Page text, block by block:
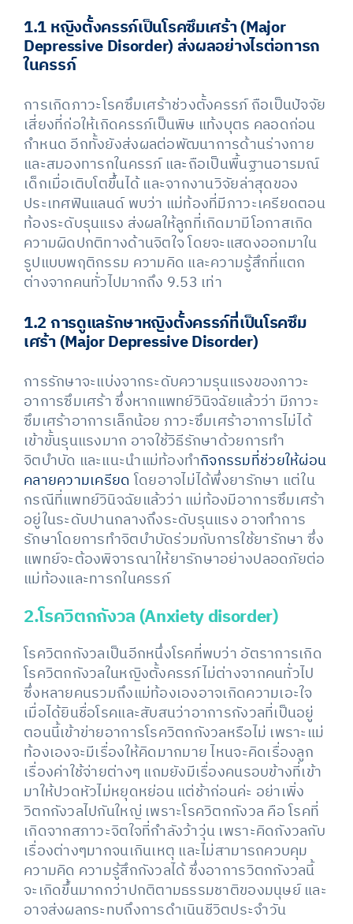
1.1 หญิงตั้งครรภ์เป็นโรคซึมเศร้า (Major
Depressive Disorder) ส่งผลอย่างไรต่อทารก
ในครรภ์
การเกิดภาวะโรคซึมเศร้าช่วงตั้งครรภ์ ถือเป็นปัจจัย
เสี่ยงที่ก่อให้เกิดครรภ์เป็นพิษ แท้งบุตร คลอดก่อน
กำหนด อีกทั้งยังส่งผลต่อพัฒนาการด้านร่างกาย
และสมองทารกในครรภ์ และถือเป็นพื้นฐานอารมณ์
เด็กเมื่อเติบโตขึ้นได้ และจากงานวิจัยล่าสุดของ
ประเทศฟินแลนด์ พบว่า แม่ท้องที่มีภาวะเครียดตอน
ท้องระดับรุนแรง ส่งผลให้ลูกที่เกิดมามีโอกาสเกิด
ความผิดปกติทางด้านจิตใจ โดยจะแสดงออกมาใน
รูปแบบพฤติกรรม ความคิด และความรู้สึกที่แตก
ต่างจากคนทั่วไปมากถึง 9.53 เท่า
1.2 การดูแลรักษาหญิงตั้งครรภ์ที่เป็นโรคซึม
เศร้า (Major Depressive Disorder)
การรักษาจะแบ่งจากระดับความรุนแรงของภาวะ
อาการซึมเศร้า ซึ่งหากแพทย์วินิจฉัยแล้วว่า มีภาวะ
ซึมเศร้าอาการเล็กน้อย ภาวะซึมเศร้าอาการไม่ได้
เข้าขั้นรุนแรงมาก อาจใช้วิธีรักษาด้วยการทำ
จิตบำบัด และแนะนำแม่ท้องทำกิจกรรมที่ช่วยให้ผ่อน
คลายความเครียด โดยอาจไม่ได้พึ่งยารักษา แต่ใน
กรณีที่แพทย์วินิจฉัยแล้วว่า แม่ท้องมีอาการซึมเศร้า
อยู่ในระดับปานกลางถึงระดับรุนแรง อาจทำการ
รักษาโดยการทำจิตบำบัดร่วมกับการใช้ยารักษา ซึ่ง
แพทย์จะต้องพิจารณาให้ยารักษาอย่างปลอดภัยต่อ
แม่ท้องและทารกในครรภ์
2.โรควิตกกังวล(Anxiety disorder)
โรควิตกกังวลเป็นอีกหนึ่งโรคที่พบว่า อัตราการเกิด
โรควิตกกังวลในหญิงตั้งครรภ์ไม่ต่างจากคนทั่วไป
ซึ่งหลายคนรวมถึงแม่ท้องเองอาจเกิดความเอะใจ
เมื่อได้ยินชื่อโรคและสับสนว่าอาการกังวลที่เป็นอยู่
ตอนนี้เข้าข่ายอาการโรควิตกกังวลหรือไม่ เพราะแม่
ท้องเองจะมีเรื่องให้คิดมากมาย ไหนจะคิดเรื่องลูก
เรื่องค่าใช้จ่ายต่างๆ แถมยังมีเรื่องคนรอบข้างที่เข้า
มาให้ปวดหัวไม่หยุดหย่อน แต่ช้าก่อนค่ะ อย่าเพิ่ง
วิตกกังวลไปกันใหญ่ เพราะโรควิตกกังวล คือ โรคที่
เกิดจากสภาวะจิตใจที่กำลังว้าวุ่น เพราะคิดกังวลกับ
เรื่องต่างๆมากจนเกินเหตุ และไม่สามารถควบคุม
ความคิด ความรู้สึกกังวลได้ ซึ่งอาการวิตกกังวลนี้
จะเกิดขึ้นมากกว่าปกติตามธรรมชาติของมนุษย์ และ
อาจส่งผลกระทบถึงการดำเนินชีวิตประจำวัน